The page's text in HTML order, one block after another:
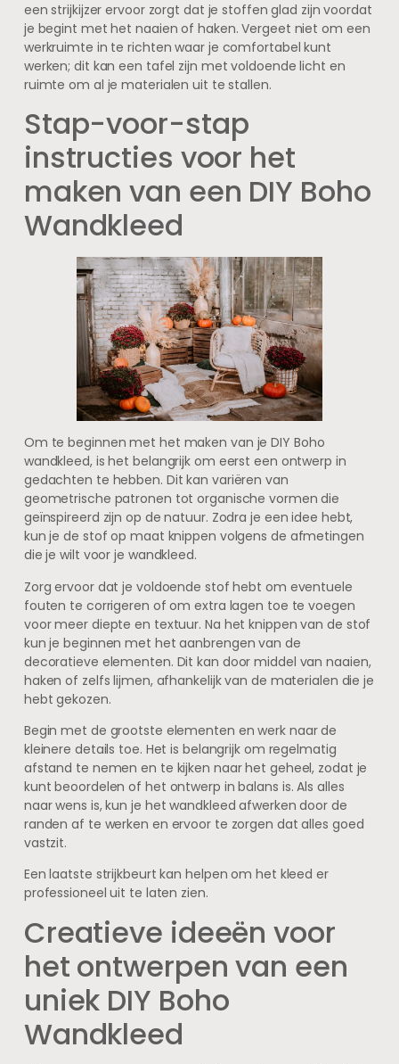
een strijkijzer ervoor zorgt dat je stoffen glad zijn voordat
je begint met het naaien of haken. Vergeet niet om een
werkruimte in te richten waar je comfortabel kunt
werken; dit kan een tafel zijn met voldoende licht en
ruimte om al je materialen uit te stallen.
Stap-voor-stap
instructies voor het
maken van een DIY Boho
Wandkleed
Om te beginnen met het maken van je DIY Boho
wandkleed, is het belangrijk om eerst een ontwerp in
gedachten te hebben. Dit kan variëren van
geometrische patronen tot organische vormen die
geïnspireerd zijn op de natuur. Zodra je een idee hebt,
kun je de stof op maat knippen volgens de afmetingen
die je wilt voor je wandkleed.
Zorg ervoor dat je voldoende stof hebt om eventuele
fouten te corrigeren of om extra lagen toe te voegen
voor meer diepte en textuur. Na het knippen van de stof
kun je beginnen met het aanbrengen van de
decoratieve elementen. Dit kan door middel van naaien,
haken of zelfs lijmen, afhankelijk van de materialen die je
hebt gekozen.
Begin met de grootste elementen en werk naar de
kleinere details toe. Het is belangrijk om regelmatig
afstand te nemen en te kijken naar het geheel, zodat je
kunt beoordelen of het ontwerp in balans is. Als alles
naar wens is, kun je het wandkleed afwerken door de
randen af te werken en ervoor te zorgen dat alles goed
vastzit.
Een laatste strijkbeurt kan helpen om het kleed er
professioneel uit te laten zien.
Creatieve ideeën voor
het ontwerpen van een
uniek DIY Boho
Wandkleed